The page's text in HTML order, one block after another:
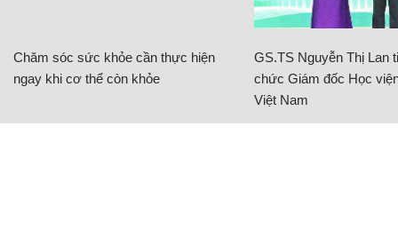
Chăm sóc sức khỏe cần thực hiện
ngay khi cơ thể còn khỏe
GS.TS Nguyễn Thị Lan
chức Giám đốc Học
Việt Nam